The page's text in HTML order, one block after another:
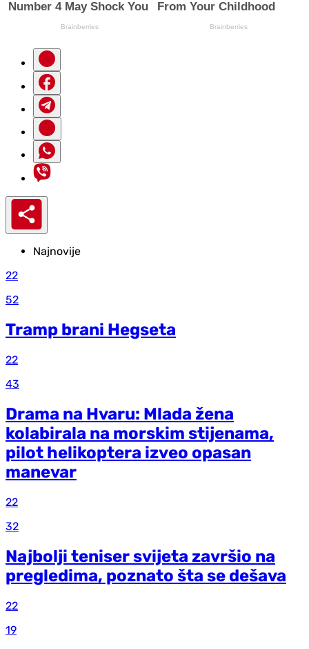
Najnovije
22
52
Tramp brani Hegseta
22
43
Drama na Hvaru: Mlada žena
kolabirala na morskim stijenama,
pilot helikoptera izveo opasan
manevar
22
32
Najbolji teniser svijeta završio na
pregledima, poznato šta se dešava
22
19